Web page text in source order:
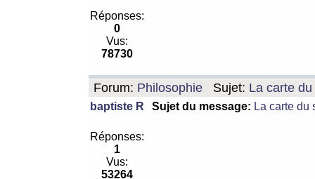
Réponses:
0
Vus:
78730
Forum: Philosophie Sujet: La carte
baptiste R Sujet du message: La carte du
Réponses:
1
Vus:
53264